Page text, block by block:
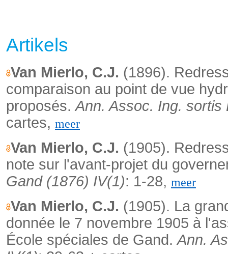
Artikels
Van Mierlo, C.J. (1896).
comparaison au point de vue
proposés.Ann. Assoc. Ing.
cartes, meer
Van Mierlo, C.J. (1905).
note sur l'avant-projet du
Gand (1876) IV(1): 1-28, meer
Van Mierlo, C.J. (1905). La
donnée le 7 novembre 1905 à
École spéciales de Gand.Ann.